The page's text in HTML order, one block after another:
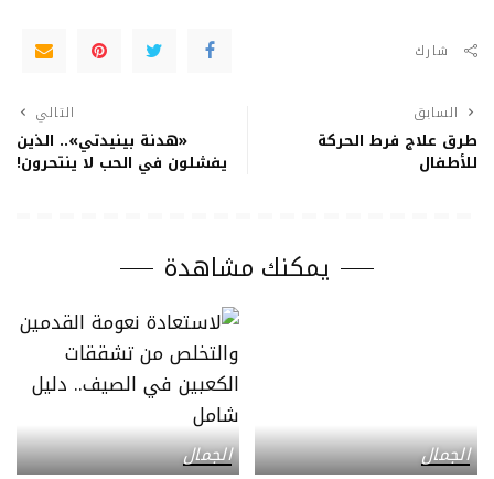
شارك
السابق
طرق علاج فرط الحركة
للأطفال
التالي
«هدنة بينيدتي».. الذين
يفشلون في الحب لا ينتحرون!
يمكنك مشاهدة
الجمال
الجمال